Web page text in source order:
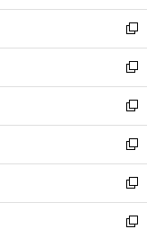
開
く
ウ
で
開
く
ン
ド
ウ
で
開
く
新
し
い
ウ
ィ
ン
ド
ウ
で
開
く
新
し
い
ウ
ィ
ン
ド
ウ
で
新
し
い
ウ
ィ
ン
ド
新
し
い
ウ
ィ
新
し
い
新